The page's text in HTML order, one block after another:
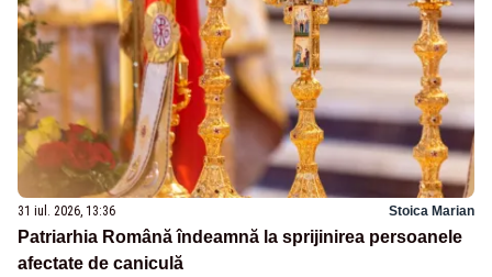
31 iul. 2026, 13:36 Stoica Marian
Patriarhia Română îndeamnă la sprijinirea persoanele
afectate de caniculă